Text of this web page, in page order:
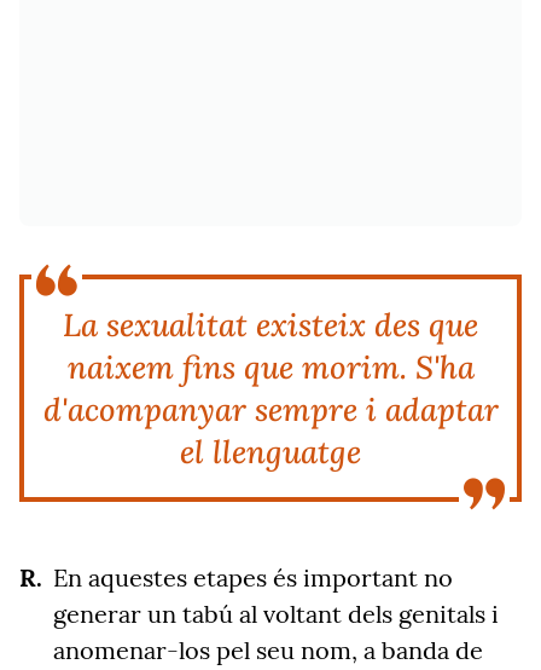
La sexualitat existeix des que
naixem fins que morim. S'ha
d'acompanyar sempre i adaptar
el llenguatge
En aquestes etapes és important no
generar un tabú al voltant dels genitals i
anomenar-los pel seu nom, a banda de